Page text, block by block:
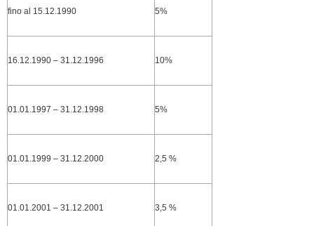
fino al 15.12.1990 5%
16.12.1990 – 31.12.1996 10%
01.01.1997 – 31.12.1998 5%
01.01.1999 – 31.12.2000 2,5 %
01.01.2001 – 31.12.2001 3,5 %